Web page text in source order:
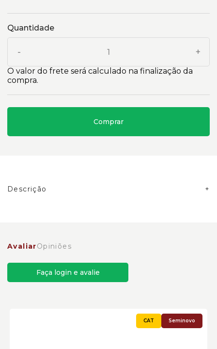
Quantidade
- +
O valor do frete será calculado na finalização da
compra.
Comprar
Descrição
AvaliarOpiniões
Faça login e avalie
Seminovo